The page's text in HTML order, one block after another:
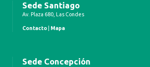
Sede Santiago
Av. Plaza 680, Las Condes
Contacto Mapa
Sede Concepción